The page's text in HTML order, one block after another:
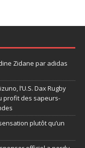
Zidane par adidas
l’U.S. Dax Rugby
profit des sapeurs-
plutôt qu’un